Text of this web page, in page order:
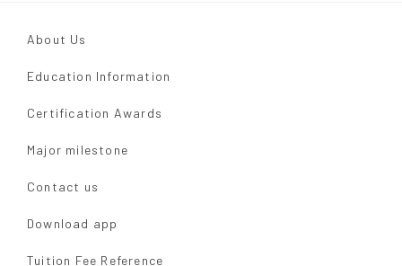
About Us
Education Information
Certification Awards
Major milestone
Contact us
Download app
Tuition Fee Reference